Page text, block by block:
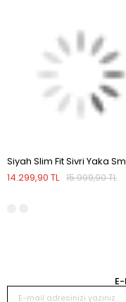
14.299,90 TL 15.999,90 TL